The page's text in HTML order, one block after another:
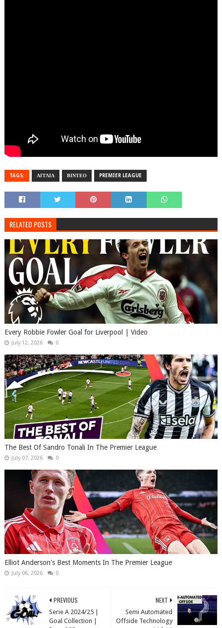
TAGS: ΑΓΓΛΙΑ ΒΙΝΤΕΟ PREMIER LEAGUE
RELATED POSTS
Every Robbie Fowler Goal for Liverpool | Video
July 12, 2026 0
The Best Of Sandro Tonali In The Premier League
July 07, 2026 0
Elliot Anderson's Best Moments In The Premier League
July 06, 2026 0
NEXT
Semi Automated
Offside Technology
PREVIOUS
Serie A 2024/25 |
Goal Collection |